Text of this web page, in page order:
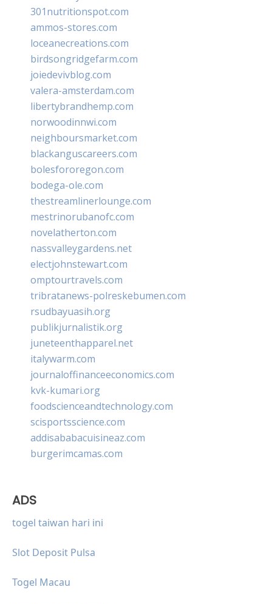
301nutritionspot.com
ammos-stores.com
loceanecreations.com
birdsongridgefarm.com
joiedevivblog.com
valera-amsterdam.com
libertybrandhemp.com
norwoodinnwi.com
neighboursmarket.com
blackanguscareers.com
bolesfororegon.com
bodega-ole.com
thestreamlinerlounge.com
mestrinorubanofc.com
novelatherton.com
nassvalleygardens.net
electjohnstewart.com
omptourtravels.com
tribratanews-polreskebumen.com
rsudbayuasih.org
publikjurnalistik.org
juneteenthapparel.net
italywarm.com
journaloffinanceeconomics.com
kvk-kumari.org
foodscienceandtechnology.com
scisportsscience.com
addisababacuisineaz.com
burgerimcamas.com
ADS
togel taiwan hari ini
Slot Deposit Pulsa
Togel Macau